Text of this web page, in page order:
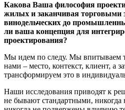
Какова Ваша философия
жилых и заканчивая торговыми
винодельческих до
ли ваша концепция для
проектирования?
Мы идем по следу. Мы впитываем
нами – место, контекст, клиент, а
трансформируем это в
Наши исследования приводят к
не бывают стандартными,